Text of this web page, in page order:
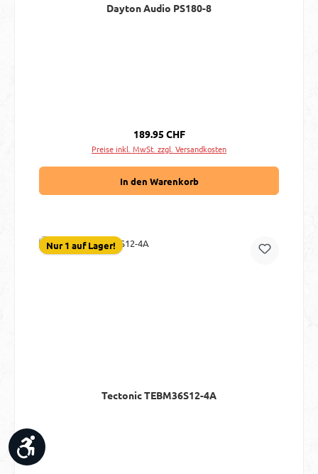
Dayton Audio PS180-8
Regulärer Preis:
189.95 CHF
Preise inkl. MwSt. zzgl. Versandkosten
In den Warenkorb
Nur 1 auf Lager!
Tectonic TEBM36S12-4A
Werkzeugleiste anzeigen